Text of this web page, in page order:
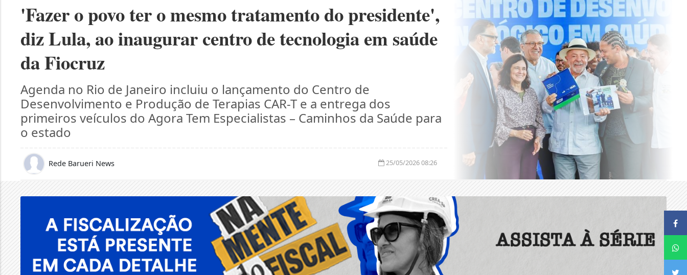
'Fazer o povo ter o mesmo tratamento do presidente',
diz Lula, ao inaugurar centro de tecnologia em saúde
da Fiocruz
Agenda no Rio de Janeiro incluiu o lançamento do Centro de
Desenvolvimento e Produção de Terapias CAR-T e a entrega dos
primeiros veículos do Agora Tem Especialistas – Caminhos da Saúde para
o estado
Rede Barueri News 25/05/2026 08:26